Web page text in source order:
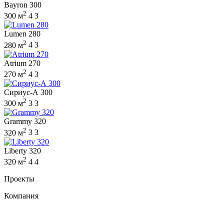
Bayron 300
300 м2 4 3
Lumen 280
280 м2 4 3
Atrium 270
270 м2 4 3
Сириус-А 300
300 м2 3 3
Grammy 320
320 м2 3 3
Liberty 320
320 м2 4 4
Проекты
Компания